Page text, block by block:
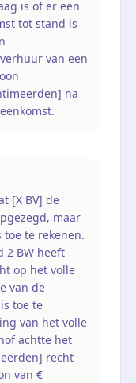
is of er een
tot stand is
van een
na
[X BV] de
maar
te rekenen.
2 BW heeft
op het volle
van de
toe te
van het volle
achtte het
recht
van €